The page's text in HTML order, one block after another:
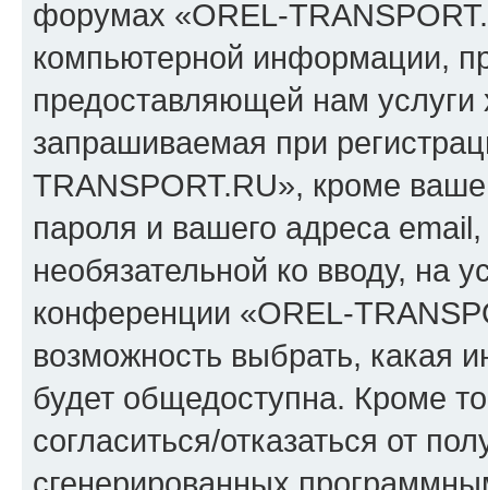
форумах «OREL-
компьютерной информации,
предоставляющей нам
запрашиваемая при
TRANSPORT.RU», кроме
пароля и вашего адреса
необязательной ко вводу, на
конференции «OREL-
возможность выбрать, какая
будет общедоступна. Кроме
согласиться/отказаться от
сгенерированных